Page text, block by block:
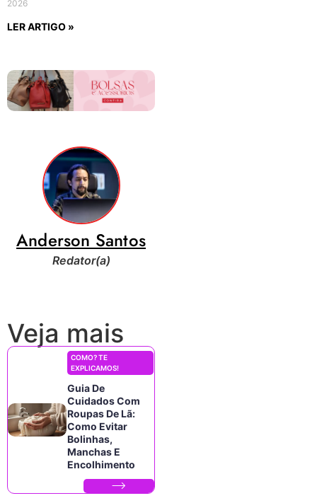
2026
LER ARTIGO »
Anderson Santos
Redator(a)
Veja mais
COMO? TE
EXPLICAMOS!
Guia De
Cuidados Com
Roupas De Lã:
Como Evitar
Bolinhas,
Manchas E
Encolhimento